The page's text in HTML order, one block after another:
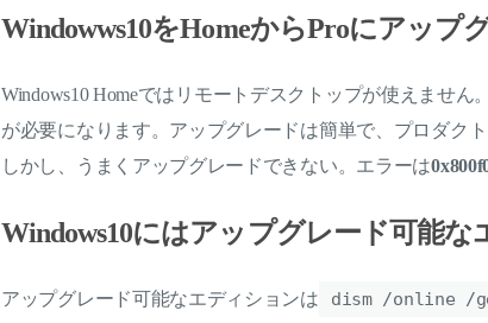
Windowws10をHomeからProにアップ
Windows10 Homeではリモートデスクトップが使えません
が必要になります。アップグレードは簡単で、プロダク
しかし、うまくアップグレードできない。エラーは
Windows10にはアップグレード可能
アップグレード可能なエディションは dism /online /